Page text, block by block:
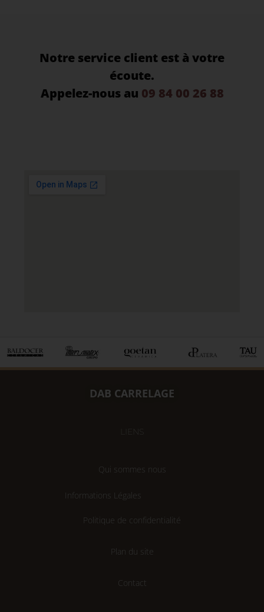
Notre service client est à votre
écoute.
Appelez-nous au 09 84 00 26 88
DAB CARRELAGE
LIENS
Qui sommes nous
Informations Légales
Politique de confidentialité
Plan du site
Contact